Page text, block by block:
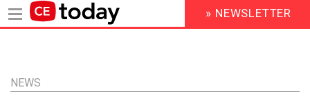
Inhalt
HEADER
MENU
» NEWSLETTER
NEWS